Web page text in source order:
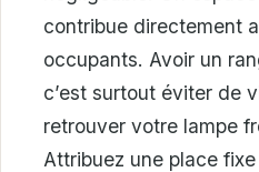
contribue directement
occupants. Avoir un
c’est surtout éviter de
retrouver votre lampe
Attribuez une place